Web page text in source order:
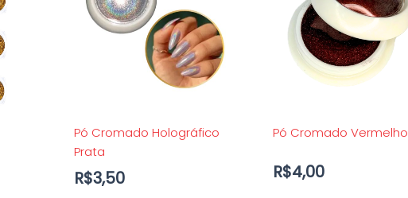
Pó Cromado Holográfico
Prata
R$3,50
Pó Cromado Vermelho
R$4,00